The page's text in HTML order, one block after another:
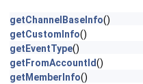
getChannelBaseInfo()
getCustomInfo()
getEventType()
getFromAccountId()
getMemberInfo()